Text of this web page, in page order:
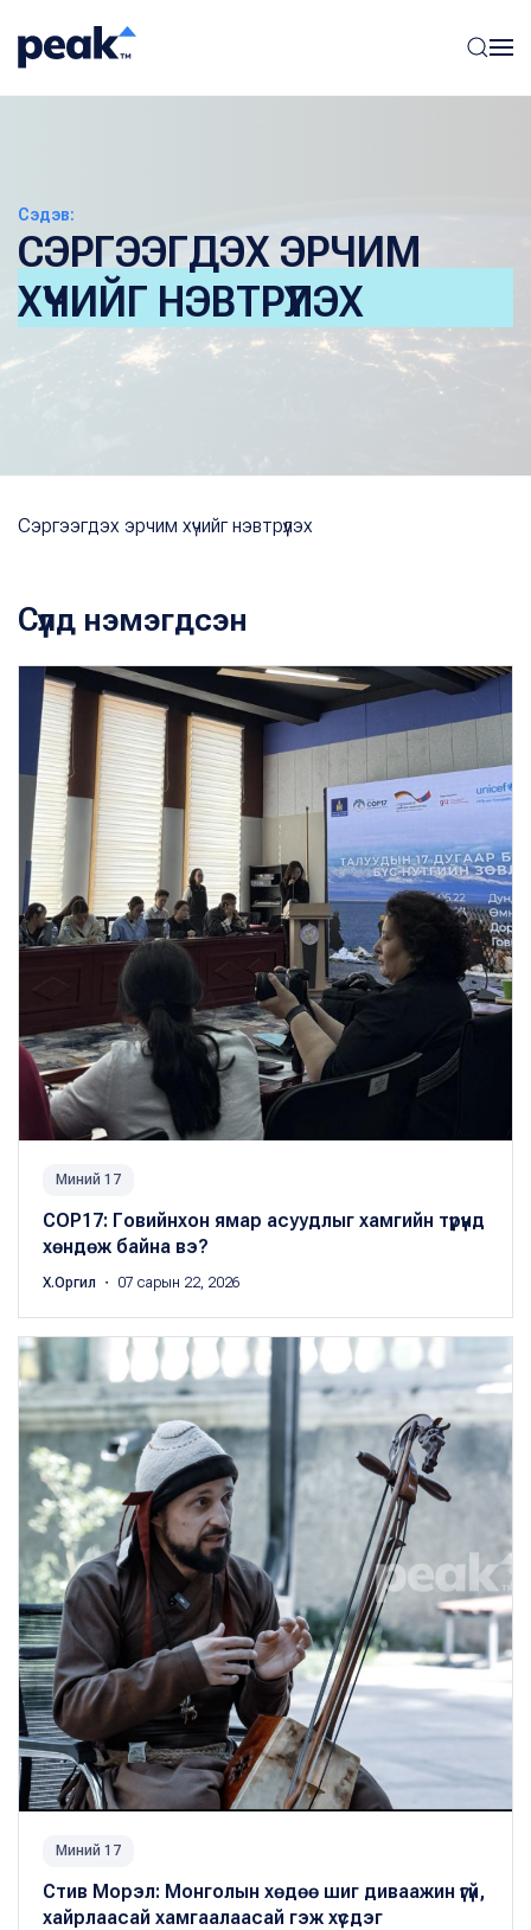
Сэдэв:
СЭРГЭЭГДЭХ ЭРЧИМ
ХҮЧИЙГ НЭВТРҮҮЛЭХ
Сэргээгдэх эрчим хүчийг нэвтрүүлэх
Сүүлд нэмэгдсэн
Миний 17
COP17: Говийнхон ямар асуудлыг хамгийн түрүүнд
хөндөж байна вэ?
Х.Оргил ・ 07 сарын 22, 2026
Миний 17
Стив Морэл: Монголын хөдөө шиг диваажин үгүй,
хайрлаасай хамгаалаасай гэж хүсдэг